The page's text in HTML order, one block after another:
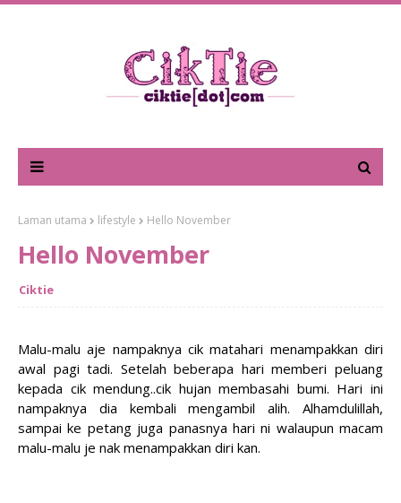
Laman utama lifestyle Hello November
Hello November
Ciktie
Malu-malu aje nampaknya cik matahari menampakkan diri
awal pagi tadi. Setelah beberapa hari memberi peluang
kepada cik mendung..cik hujan membasahi bumi. Hari ini
nampaknya dia kembali mengambil alih. Alhamdulillah,
sampai ke petang juga panasnya hari ni walaupun macam
malu-malu je nak menampakkan diri kan.